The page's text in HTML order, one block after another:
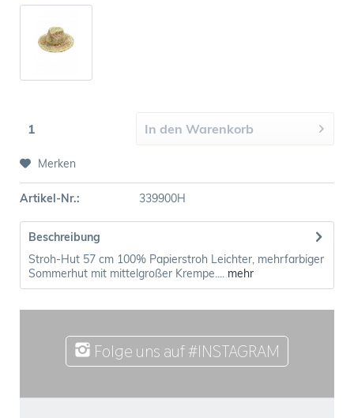
In den Warenkorb
Merken
Artikel-Nr.: 339900H
Beschreibung
Stroh-Hut 57 cm 100% Papierstroh Leichter, mehrfarbiger
Sommerhut mit mittelgroßer Krempe.... mehr
Folge uns auf #INSTAGRAM